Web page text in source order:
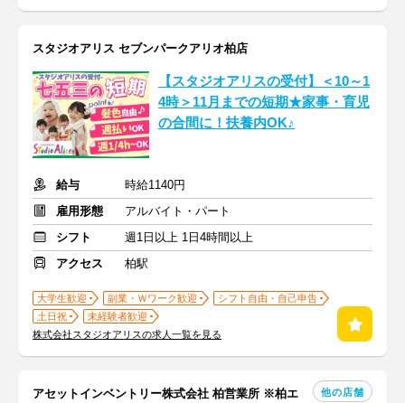
スタジオアリス セブンパークアリオ柏店
【スタジオアリスの受付】＜10～1
4時＞11月までの短期★家事・育児
の合間に！扶養内OK♪
給与
時給1140円
雇用形態
アルバイト・パート
シフト
週1日以上 1日4時間以上
アクセス
柏駅
大学生歓迎 副業・Ｗワーク歓迎
シフト自由・自己申告
土日祝
未経験者歓迎
株式会社スタジオアリスの求人一覧を見る
アセットインベントリー株式会社 柏営業所 ※柏エ
他の店舗